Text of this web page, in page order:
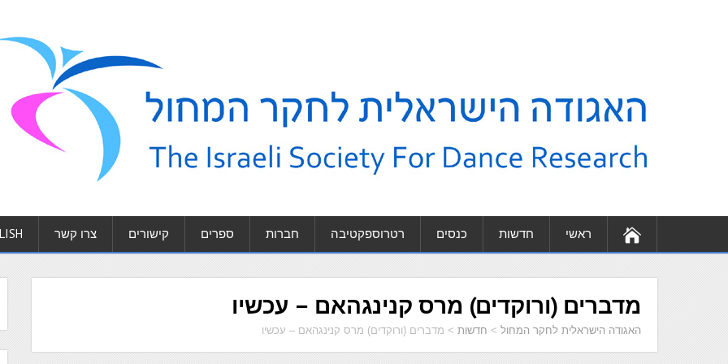
ראשי חדשות כנסים רטרוספקטיבה חברות ספרים קישורים צרו קשר
מדברים (ורוקדים) מרס קנינגהאם – עכשיו
האגודה הישראלית לחקר המחול > חדשות > מדברים (ורוקדים) מרס קנינגהאם – עכשיו